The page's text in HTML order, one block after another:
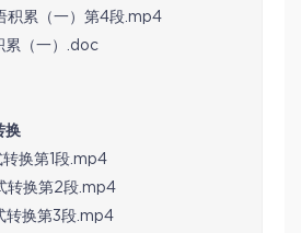
积累（一）第4段.mp4
累（一）.doc
换
换第1段.mp4
转换第2段.mp4
转换第3段.mp4